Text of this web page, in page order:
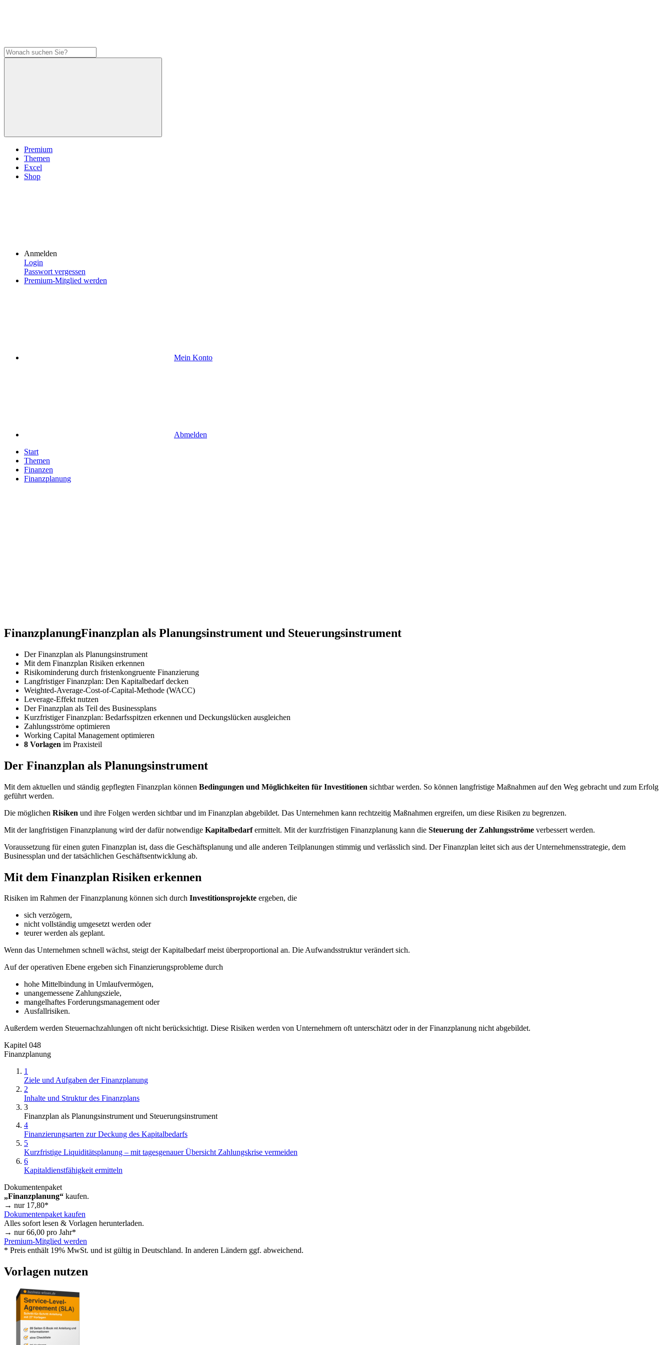
Premium
Themen
Excel
Shop
Anmelden
Login
Passwort vergessen
Premium-Mitglied werden
Mein Konto
Abmelden
Start
Themen
Finanzen
Finanzplanung
FinanzplanungFinanzplan als Planungsinstrument und Steuerungsinstrument
Der Finanzplan als Planungsinstrument
Mit dem Finanzplan Risiken erkennen
Risikominderung durch fristenkongruente Finanzierung
Langfristiger Finanzplan: Den Kapitalbedarf decken
Weighted-Average-Cost-of-Capital-Methode (WACC)
Leverage-Effekt nutzen
Der Finanzplan als Teil des Businessplans
Kurzfristiger Finanzplan: Bedarfsspitzen erkennen und Deckungslücken ausgleichen
Zahlungsströme optimieren
Working Capital Management optimieren
8 Vorlagen im Praxisteil
Der Finanzplan als Planungsinstrument
Mit dem aktuellen und ständig gepflegten Finanzplan können Bedingungen und Möglichkeiten für Investitionen sichtbar werden. So können langfristige Maßnahmen auf den Weg gebracht und zum Erfolg
geführt werden.
Die möglichen Risiken und ihre Folgen werden sichtbar und im Finanzplan abgebildet. Das Unternehmen kann rechtzeitig Maßnahmen ergreifen, um diese Risiken zu begrenzen.
Mit der langfristigen Finanzplanung wird der dafür notwendige Kapitalbedarfermittelt. Mit der kurzfristigen Finanzplanung kann die Steuerung der Zahlungsströme verbessert werden.
Voraussetzung für einen guten Finanzplan ist, dass die Geschäftsplanung und alle anderen Teilplanungen stimmig und verlässlich sind. Der Finanzplan leitet sich aus der Unternehmensstrategie, dem
Businessplan und der tatsächlichen Geschäftsentwicklung ab.
Mit dem Finanzplan Risiken erkennen
Risiken im Rahmen der Finanzplanung können sich durch Investitionsprojekte ergeben, die
sich verzögern,
nicht vollständig umgesetzt werden oder
teurer werden als geplant.
Wenn das Unternehmen schnell wächst, steigt der Kapitalbedarf meist überproportional an. Die Aufwandsstruktur verändert sich.
Auf der operativen Ebene ergeben sich Finanzierungsprobleme durch
hohe Mittelbindung in Umlaufvermögen,
unangemessene Zahlungsziele,
mangelhaftes Forderungsmanagement oder
Ausfallrisiken.
Außerdem werden Steuernachzahlungen oft nicht berücksichtigt. Diese Risiken werden von Unternehmern oft unterschätzt oder in der Finanzplanung nicht abgebildet.
Kapitel 048
Finanzplanung
1
Ziele und Aufgaben der Finanzplanung
2
Inhalte und Struktur des Finanzplans
3
Finanzplan als Planungsinstrument und Steuerungsinstrument
4
Finanzierungsarten zur Deckung des Kapitalbedarfs
5
Kurzfristige Liquiditätsplanung – mit tagesgenauer Übersicht Zahlungskrise vermeiden
6
Kapitaldienstfähigkeit ermitteln
Dokumentenpaket
„Finanzplanung“ kaufen.
→ nur 17,80*
Dokumentenpaket kaufen
Alles sofort lesen & Vorlagen herunterladen.
→ nur66,00 pro Jahr*
Premium-Mitglied werden
* Preis enthält 19% MwSt. und ist gültig in Deutschland. In anderen Ländern ggf. abweichend.
Vorlagen nutzen